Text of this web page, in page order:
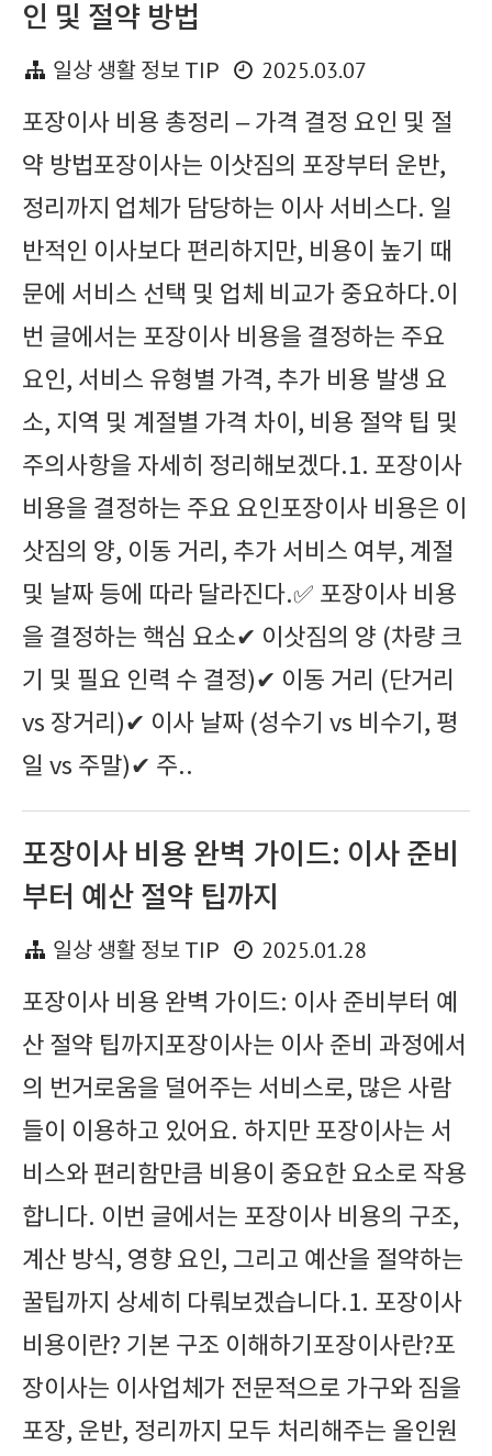
인 및 절약 방법
일상 생활 정보 TIP
2025.03.07
포장이사 비용 총정리 – 가격 결정 요인 및 절
약 방법포장이사는 이삿짐의 포장부터 운반,
정리까지 업체가 담당하는 이사 서비스다. 일
반적인 이사보다 편리하지만, 비용이 높기 때
문에 서비스 선택 및 업체 비교가 중요하다.이
번 글에서는 포장이사 비용을 결정하는 주요
요인, 서비스 유형별 가격, 추가 비용 발생 요
소, 지역 및 계절별 가격 차이, 비용 절약 팁 및
주의사항을 자세히 정리해보겠다.1. 포장이사
비용을 결정하는 주요 요인포장이사 비용은 이
삿짐의 양, 이동 거리, 추가 서비스 여부, 계절
및 날짜 등에 따라 달라진다.✅ 포장이사 비용
을 결정하는 핵심 요소✔ 이삿짐의 양 (차량 크
기 및 필요 인력 수 결정)✔ 이동 거리 (단거리
vs 장거리)✔ 이사 날짜 (성수기 vs 비수기, 평
일 vs 주말)✔ 주..
포장이사 비용 완벽 가이드: 이사 준비
부터 예산 절약 팁까지
일상 생활 정보 TIP
2025.01.28
포장이사 비용 완벽 가이드: 이사 준비부터 예
산 절약 팁까지포장이사는 이사 준비 과정에서
의 번거로움을 덜어주는 서비스로, 많은 사람
들이 이용하고 있어요. 하지만 포장이사는 서
비스와 편리함만큼 비용이 중요한 요소로 작용
합니다. 이번 글에서는 포장이사 비용의 구조,
계산 방식, 영향 요인, 그리고 예산을 절약하는
꿀팁까지 상세히 다뤄보겠습니다.1. 포장이사
비용이란? 기본 구조 이해하기포장이사란?포
장이사는 이사업체가 전문적으로 가구와 짐을
포장, 운반, 정리까지 모두 처리해주는 올인원